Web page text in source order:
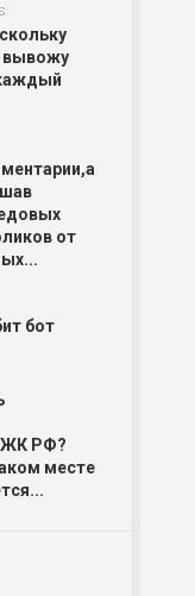
вывожу
от
бот
ЖК РФ?
месте